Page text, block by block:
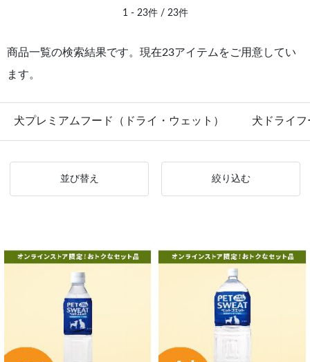
1 - 23件 / 23件
商品一覧の検索結果です。現在23アイテムをご用意してい
ます。
犬プレミアムフード（ドライ・ウェット） 犬ドライフ
並び替え 絞り込む